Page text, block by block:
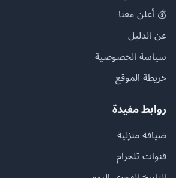
💰 أعلن معنا
عن الدليل
سياسة الخصوصية
خريطة الموقع
روابط مفيدة
ضيافة منزلية
قنوات تلجرام